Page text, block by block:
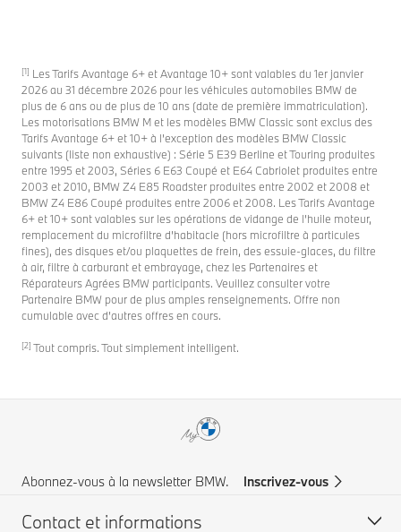
[1] Les Tarifs Avantage 6+ et Avantage 10+ sont valables du 1er janvier
2026 au 31 décembre 2026 pour les véhicules automobiles BMW de
plus de 6 ans ou de plus de 10 ans (date de première immatriculation).
Les motorisations BMW M et les modèles BMW Classic sont exclus des
Tarifs Avantage 6+ et 10+ à l’exception des modèles BMW Classic
suivants (liste non exhaustive) : Série 5 E39 Berline et Touring produites
entre 1995 et 2003, Séries 6 E63 Coupé et E64 Cabriolet produites entre
2003 et 2010, BMW Z4 E85 Roadster produites entre 2002 et 2008 et
BMW Z4 E86 Coupé produites entre 2006 et 2008. Les Tarifs Avantage
6+ et 10+ sont valables sur les opérations de vidange de l’huile moteur,
remplacement du microfiltre d’habitacle (hors microfiltre à particules
fines), des disques et/ou plaquettes de frein, des essuie-glaces, du filtre
à air, filtre à carburant et embrayage, chez les Partenaires et
Réparateurs Agrées BMW participants. Veuillez consulter votre
Partenaire BMW pour de plus amples renseignements. Offre non
cumulable avec d’autres offres en cours.
[2] Tout compris. Tout simplement intelligent.
Abonnez-vous à la newsletter BMW. Inscrivez-vous
Contact et informations